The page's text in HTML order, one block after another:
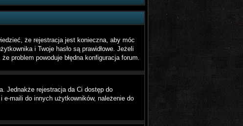
że rejestracja jest konieczna, aby móc
i Twoje hasło są prawidłowe. Jeżeli
problem powoduje błędna konfiguracja forum.
Jednakże rejestracja da Ci dostęp do
e-maili do innych użytkowników, należenie do